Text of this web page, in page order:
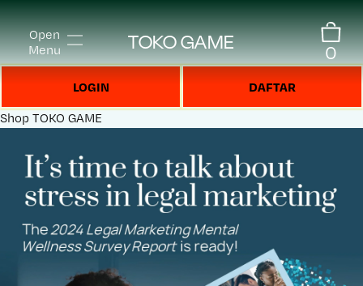
Open
Menu
TOKO GAME 0
LOGIN DAFTAR
Shop TOKO GAME